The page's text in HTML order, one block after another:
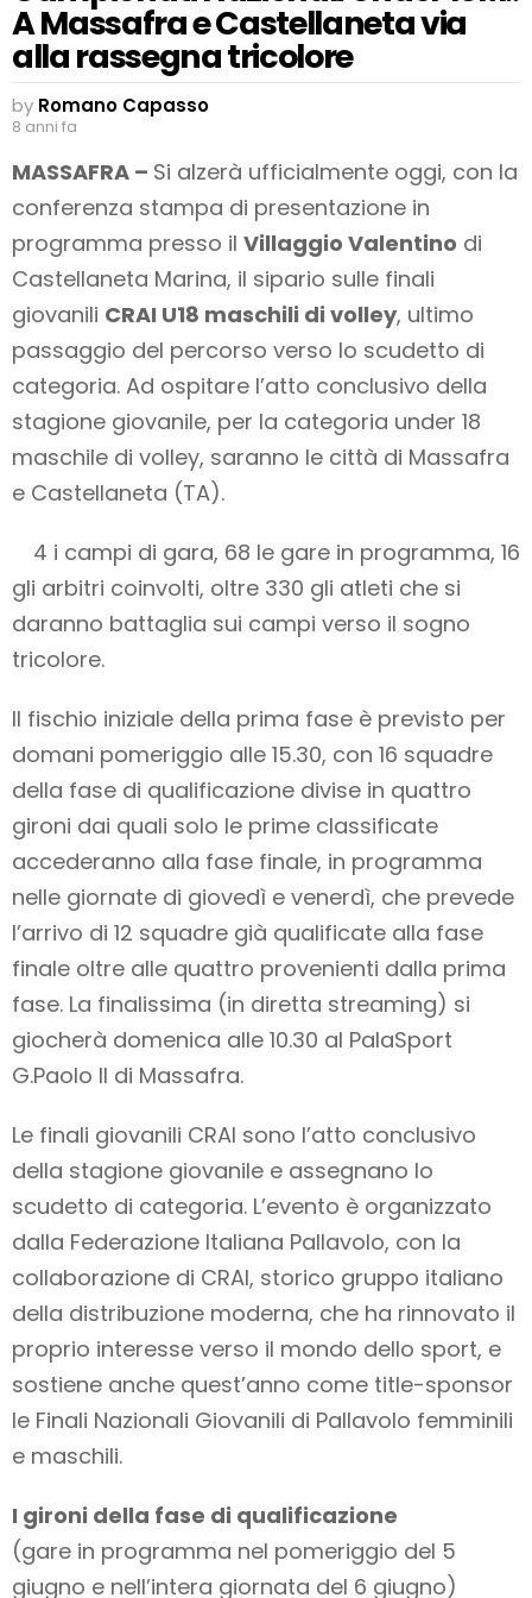
A Massafra e Castellaneta via
alla rassegna tricolore
by Romano Capasso
8 anni fa
MASSAFRA – Si alzerà ufficialmente oggi, con la
conferenza stampa di presentazione in
programma presso il Villaggio Valentino di
Castellaneta Marina, il sipario sulle finali
giovanili CRAI U18 maschili di volley, ultimo
passaggio del percorso verso lo scudetto di
categoria. Ad ospitare l’atto conclusivo della
stagione giovanile, per la categoria under 18
maschile di volley, saranno le città di Massafra
e Castellaneta (TA).
4 i campi di gara, 68 le gare in programma, 16
gli arbitri coinvolti, oltre 330 gli atleti che si
daranno battaglia sui campi verso il sogno
tricolore.
Il fischio iniziale della prima fase è previsto per
domani pomeriggio alle 15.30, con 16 squadre
della fase di qualificazione divise in quattro
gironi dai quali solo le prime classificate
accederanno alla fase finale, in programma
nelle giornate di giovedì e venerdì, che prevede
l’arrivo di 12 squadre già qualificate alla fase
finale oltre alle quattro provenienti dalla prima
fase. La finalissima (in diretta streaming) si
giocherà domenica alle 10.30 al PalaSport
G.Paolo II di Massafra.
Le finali giovanili CRAI sono l’atto conclusivo
della stagione giovanile e assegnano lo
scudetto di categoria. L’evento è organizzato
dalla Federazione Italiana Pallavolo, con la
collaborazione di CRAI, storico gruppo italiano
della distribuzione moderna, che ha rinnovato il
proprio interesse verso il mondo dello sport, e
sostiene anche quest’anno come title-sponsor
le Finali Nazionali Giovanili di Pallavolo femminili
e maschili.
I gironi della fase di qualificazione
(gare in programma nel pomeriggio del 5
giugno e nell’intera giornata del 6 giugno)